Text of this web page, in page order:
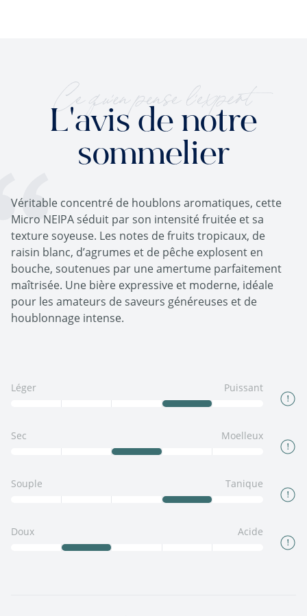
Ce qu'en pense l'expert
L'avis de notre
sommelier
Véritable concentré de houblons aromatiques, cette
Micro NEIPA séduit par son intensité fruitée et sa
texture soyeuse. Les notes de fruits tropicaux, de
raisin blanc, d’agrumes et de pêche explosent en
bouche, soutenues par une amertume parfaitement
maîtrisée. Une bière expressive et moderne, idéale
pour les amateurs de saveurs généreuses et de
houblonnage intense.
Léger Puissant
Sec Moelleux
Souple Tanique
Doux Acide